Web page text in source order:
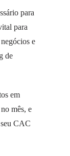
para
para
e
de
em
mês, e
CAC